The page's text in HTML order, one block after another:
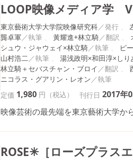
LOOP映像メディア学
東京藝術大学大学院映像研究科
龔卓軍
黃耀進+林立騎
シュウ・ジャウェイ×林立騎
ピ
山村浩二
湯浅政明×和田淳×し
林立騎＋セバスチャン・ブロイ
ニコラス・グアリン・レオン
定価 1,980 円（税込） 刊行日 2017年
映像芸術の最先端を東京藝術大学か
ROSE✳［ローズプラス